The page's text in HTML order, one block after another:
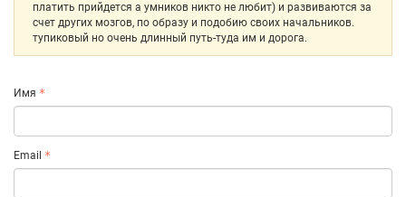
платить прийдется а умников никто не любит) и развиваются за
счет других мозгов, по образу и подобию своих начальников.
тупиковый но очень длинный путь-туда им и дорога.
Имя
Email